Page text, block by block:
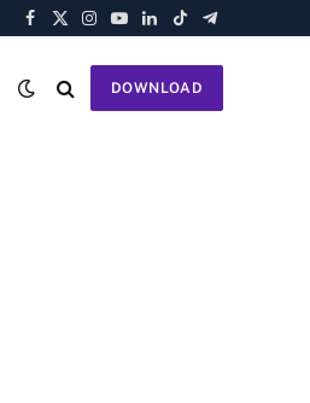
Facebook
X
Instagram
YouTube
LinkedIn
TikTokTelegram
DOWNLOAD